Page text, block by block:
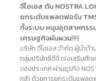
จีไอเอส ดัน NOSTRA
ยกระดับแพลตฟอร์ม
ทั้งระบบ หนุนอุตสาหกร
เศรษฐกิจผันผวน￼
บริษัท จีไอเอส จำกัด ผู้นำด้
กลุ่มบริษัทซีดีจี เร่งเสริมศัก
ของประเทศ ผ่านธุรกิจ
กส์) ด้วยการยกระดับแพลตฟ